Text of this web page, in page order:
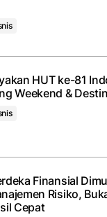
HUT ke-81
Weekend &
Finansial
Risiko,
Cepat